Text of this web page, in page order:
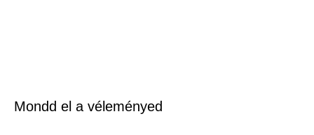
Mondd el a véleményed